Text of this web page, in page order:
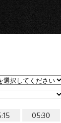
05:30